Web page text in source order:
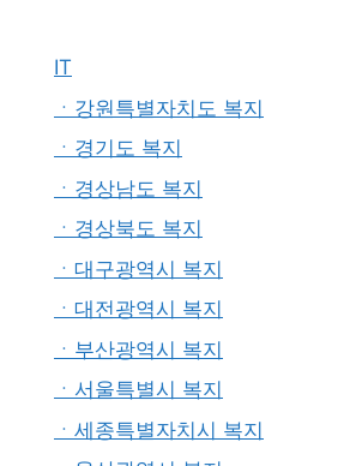
IT
ㆍ강원특별자치도 복지
ㆍ경기도 복지
ㆍ경상남도 복지
ㆍ경상북도 복지
ㆍ대구광역시 복지
ㆍ대전광역시 복지
ㆍ부산광역시 복지
ㆍ서울특별시 복지
ㆍ세종특별자치시 복지